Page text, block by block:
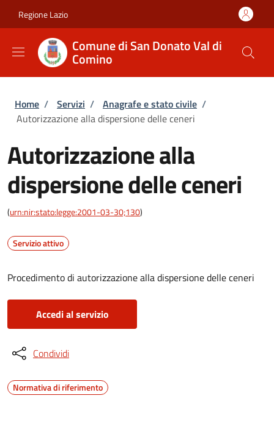
Regione Lazio
Comune di San Donato Val di
Comino
Briciole di pane
Home / Servizi / Anagrafe e stato civile /
Autorizzazione alla dispersione delle ceneri
Autorizzazione alla
dispersione delle ceneri
(urn:nir:stato:legge:2001-03-30;130)
Servizio attivo
Procedimento di autorizzazione alla dispersione delle ceneri
Accedi al servizio
Condividi
Normativa di riferimento